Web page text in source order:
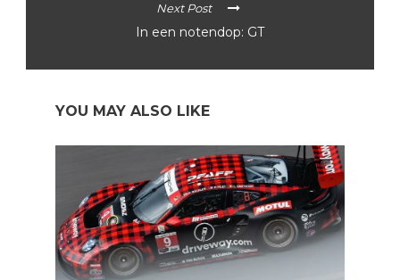
Next Post
In een notendop: GT
YOU MAY ALSO LIKE